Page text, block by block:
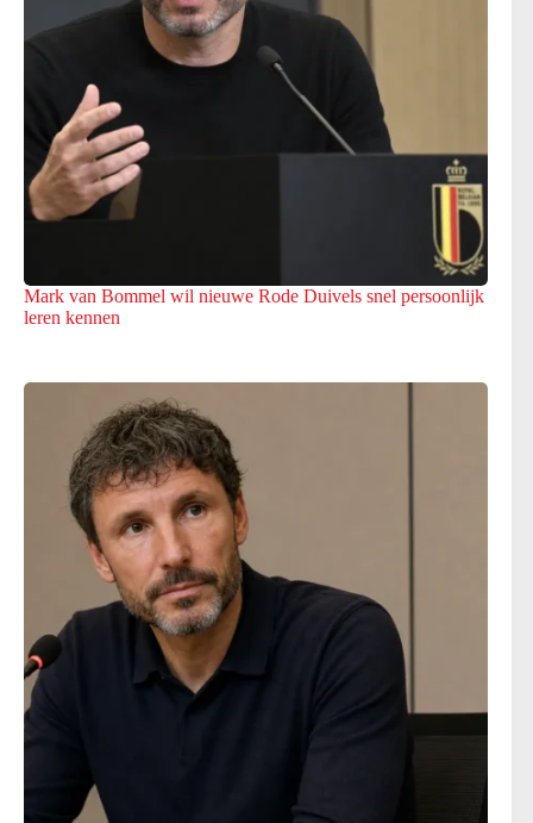
Mark van Bommel wil nieuwe Rode Duivels snel persoonlijk
leren kennen